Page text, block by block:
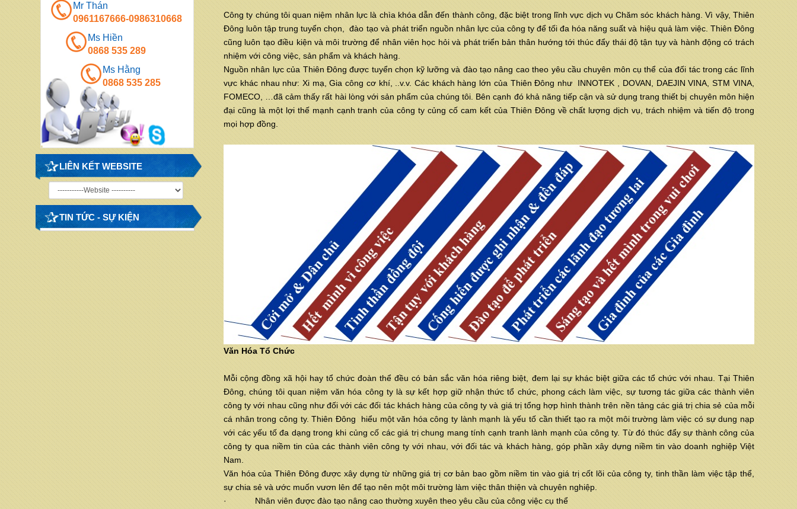
Mr Thán
0961167666-0986310668
Ms Hiền
0868 535 289
Ms Hằng
0868 535 285
LIÊN KẾT WEBSITE
TIN TỨC - SỰ KIỆN
Công ty chúng tôi quan niệm nhân lực là chìa khóa dẫn đến thành công, đặc biệt trong lĩnh vực dịch vụ Chăm sóc khách hàng. Vì vậy, Thiên
Đông luôn tập trung tuyển chọn, đào tạo và phát triển nguồn nhân lực của công ty để tối đa hóa năng suất và hiệu quả làm việc. Thiên Đông
cũng luôn tạo điều kiện và môi trường để nhân viên học hỏi và phát triển bản thân hướng tới thúc đẩy thái độ tận tụy và hành động có trách
nhiệm với công việc, sản phẩm và khách hàng.
Nguồn nhân lực của Thiên Đông được tuyển chọn kỹ lưỡng và đào tạo nâng cao theo yêu cầu chuyên môn cụ thể của đối tác trong các lĩnh
vực khác nhau như: Xi mạ, Gia công cơ khí, ..v.v. Các khách hàng lớn của Thiên Đông như INNOTEK , DOVAN, DAEJIN VINA, STM VINA,
FOMECO, …đã cảm thấy rất hài lòng với sản phẩm của chúng tôi. Bên cạnh đó khả năng tiếp cận và sử dụng trang thiết bị chuyên môn hiện
đại cũng là một lợi thế mạnh cạnh tranh của công ty củng cố cam kết của Thiên Đông về chất lượng dịch vụ, trách nhiệm và tiến độ trong
mọi hợp đồng.
Văn Hóa Tổ Chức
Mỗi cộng đồng xã hội hay tổ chức đoàn thể đều có bản sắc văn hóa riêng biệt, đem lại sự khác biệt giữa các tổ chức với nhau. Tại Thiên
Đông, chúng tôi quan niệm văn hóa công ty là sự kết hợp giữ nhận thức tổ chức, phong cách làm việc, sự tương tác giữa các thành viên
công ty với nhau cũng như đối với các đối tác khách hàng của công ty và giá trị tổng hợp hình thành trên nền tảng các giá trị chia sẻ của mỗi
cá nhân trong công ty. Thiên Đông hiểu một văn hóa công ty lành mạnh là yếu tố cần thiết tạo ra một môi trường làm việc có sự dung nạp
với các yếu tố đa dạng trong khi củng cố các giá trị chung mang tính cạnh tranh lành mạnh của công ty. Từ đó thúc đẩy sự thành công của
công ty qua niềm tin của các thành viên công ty với nhau, với đối tác và khách hàng, góp phần xây dựng niềm tin vào doanh nghiệp Việt
Nam.
Văn hóa của Thiên Đông được xây dựng từ những giá trị cơ bản bao gồm niềm tin vào giá trị cốt lõi của công ty, tinh thần làm việc tập thể,
sự chia sẻ và ước muốn vươn lên để tạo nên một môi trường làm việc thân thiện và chuyên nghiệp.
· Nhân viên được đào tạo nâng cao thường xuyên theo yêu cầu của công việc cụ thể